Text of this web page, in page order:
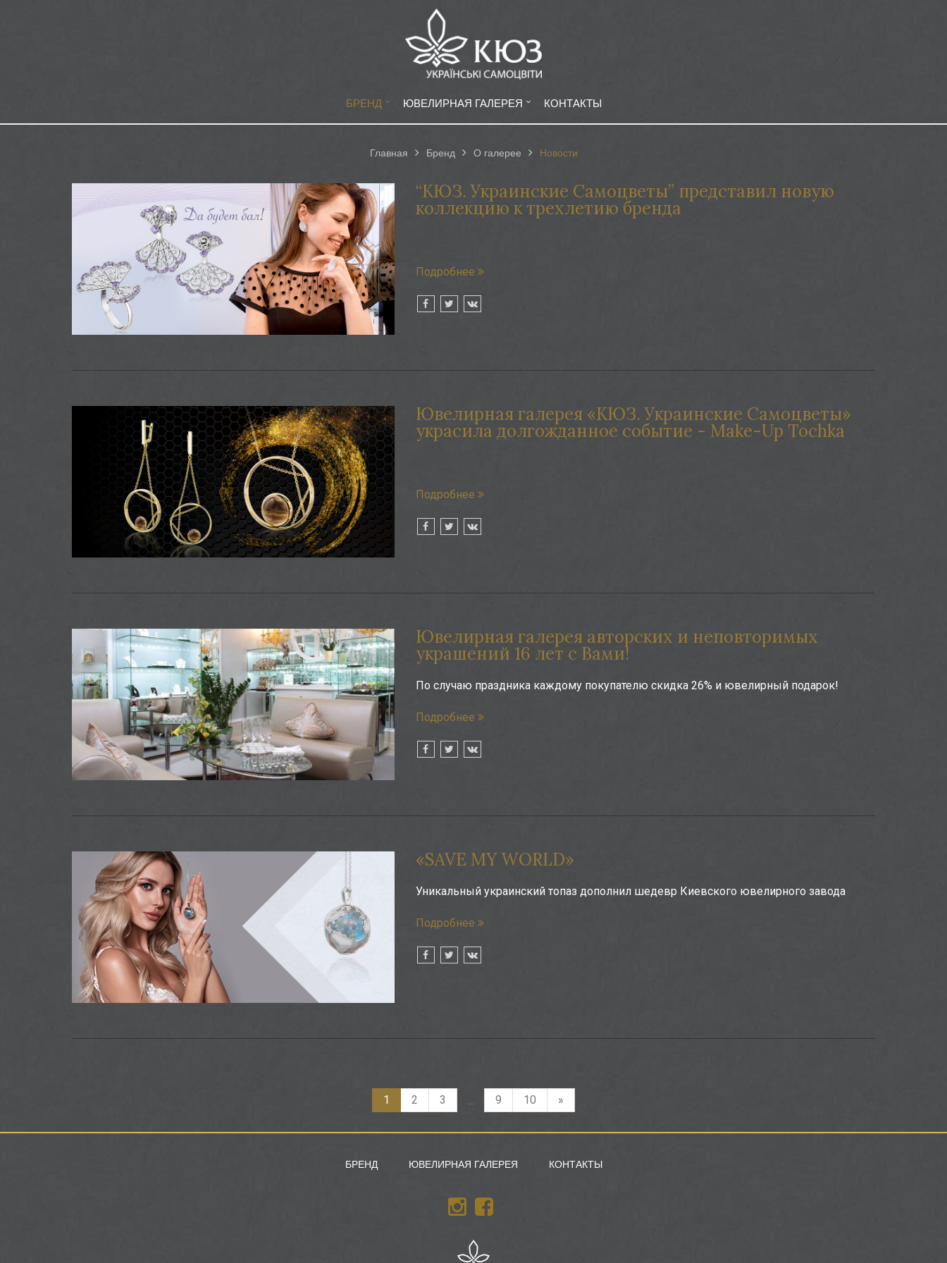
БРЕНД ЮВЕЛИРНАЯ ГАЛЕРЕЯ КОНТАКТЫ
Главная Бренд О галерее Новости
“КЮЗ. Украинские Самоцветы” представил новую
коллекцию к трехлетию бренда
Подробнее
Ювелирная галерея «КЮЗ. Украинские Самоцветы»
украсила долгожданное событие - Make-Up Tochka
Подробнее
Ювелирная галерея авторских и неповторимых
украшений 16 лет с Вами!
По случаю праздника каждому покупателю скидка 26% и ювелирный подарок!
Подробнее
«SAVE MY WORLD»
Уникальный украинский топаз дополнил шедевр Киевского ювелирного завода
Подробнее
1 2 3 ... 9 10 »
БРЕНД ЮВЕЛИРНАЯ ГАЛЕРЕЯ КОНТАКТЫ